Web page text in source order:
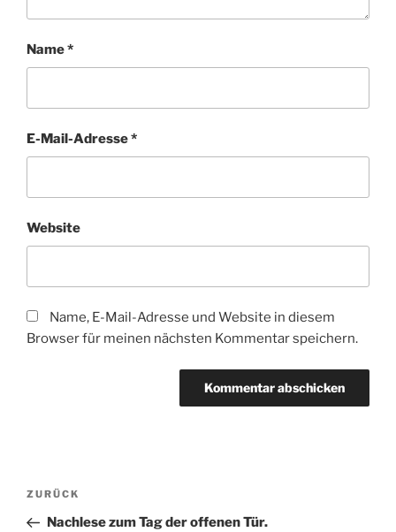
Name*
E-Mail-Adresse*
Website
Name, E-Mail-Adresse und Website in diesem
Browser für meinen nächsten Kommentar speichern.
Beitragsnavigation
Vorheriger
Beitrag
ZURÜCK
Nachlese zum Tag der offenen Tür.